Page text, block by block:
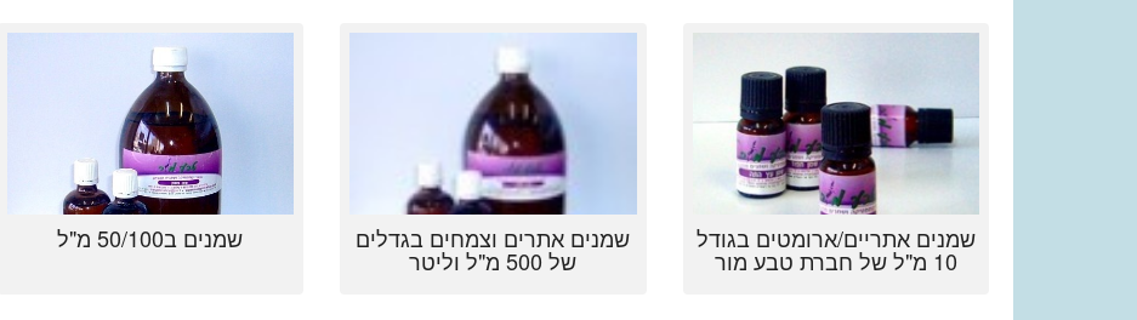
שמנים אתריים/ארומטים בגודל
10 מ"ל של חברת טבע מור
שמנים אתרים וצמחים בגדלים
של 500 מ"ל וליטר
שמנים ב50/100 מ"ל